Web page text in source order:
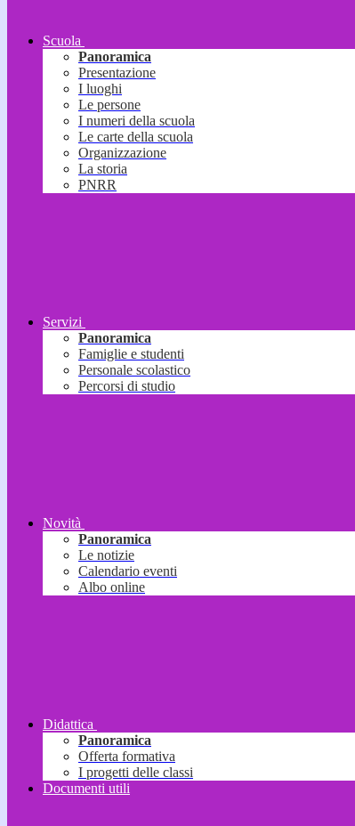
Scuola
Panoramica
Presentazione
I luoghi
Le persone
I numeri della scuola
Le carte della scuola
Organizzazione
La storia
PNRR
Servizi
Panoramica
Famiglie e studenti
Personale scolastico
Percorsi di studio
Novità
Panoramica
Le notizie
Calendario eventi
Albo online
Didattica
Panoramica
Offerta formativa
I progetti delle classi
Documenti utili